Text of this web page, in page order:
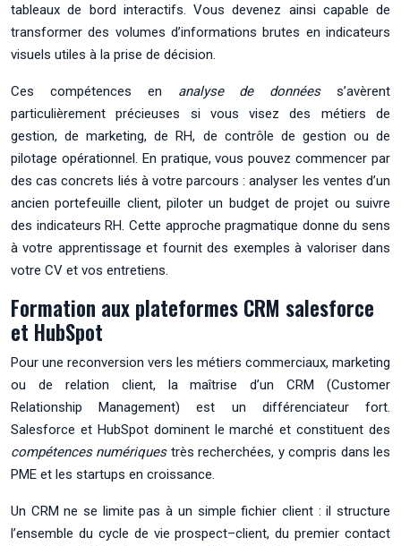
tableaux de bord interactifs. Vous devenez ainsi capable de
transformer des volumes d’informations brutes en indicateurs
visuels utiles à la prise de décision.
Ces compétences en analyse de donnéess’avèrent
particulièrement précieuses si vous visez des métiers de
gestion, de marketing, de RH, de contrôle de gestion ou de
pilotage opérationnel. En pratique, vous pouvez commencer par
des cas concrets liés à votre parcours : analyser les ventes d’un
ancien portefeuille client, piloter un budget de projet ou suivre
des indicateurs RH. Cette approche pragmatique donne du sens
à votre apprentissage et fournit des exemples à valoriser dans
votre CV et vos entretiens.
Formation aux plateformes CRM salesforce
et HubSpot
Pour une reconversion vers les métiers commerciaux, marketing
ou de relation client, la maîtrise d’un CRM (Customer
Relationship Management) est un différenciateur fort.
Salesforce et HubSpot dominent le marché et constituent des
compétences numériquestrès recherchées, y compris dans les
PME et les startups en croissance.
Un CRM ne se limite pas à un simple fichier client : il structure
l’ensemble du cycle de vie prospect–client, du premier contact